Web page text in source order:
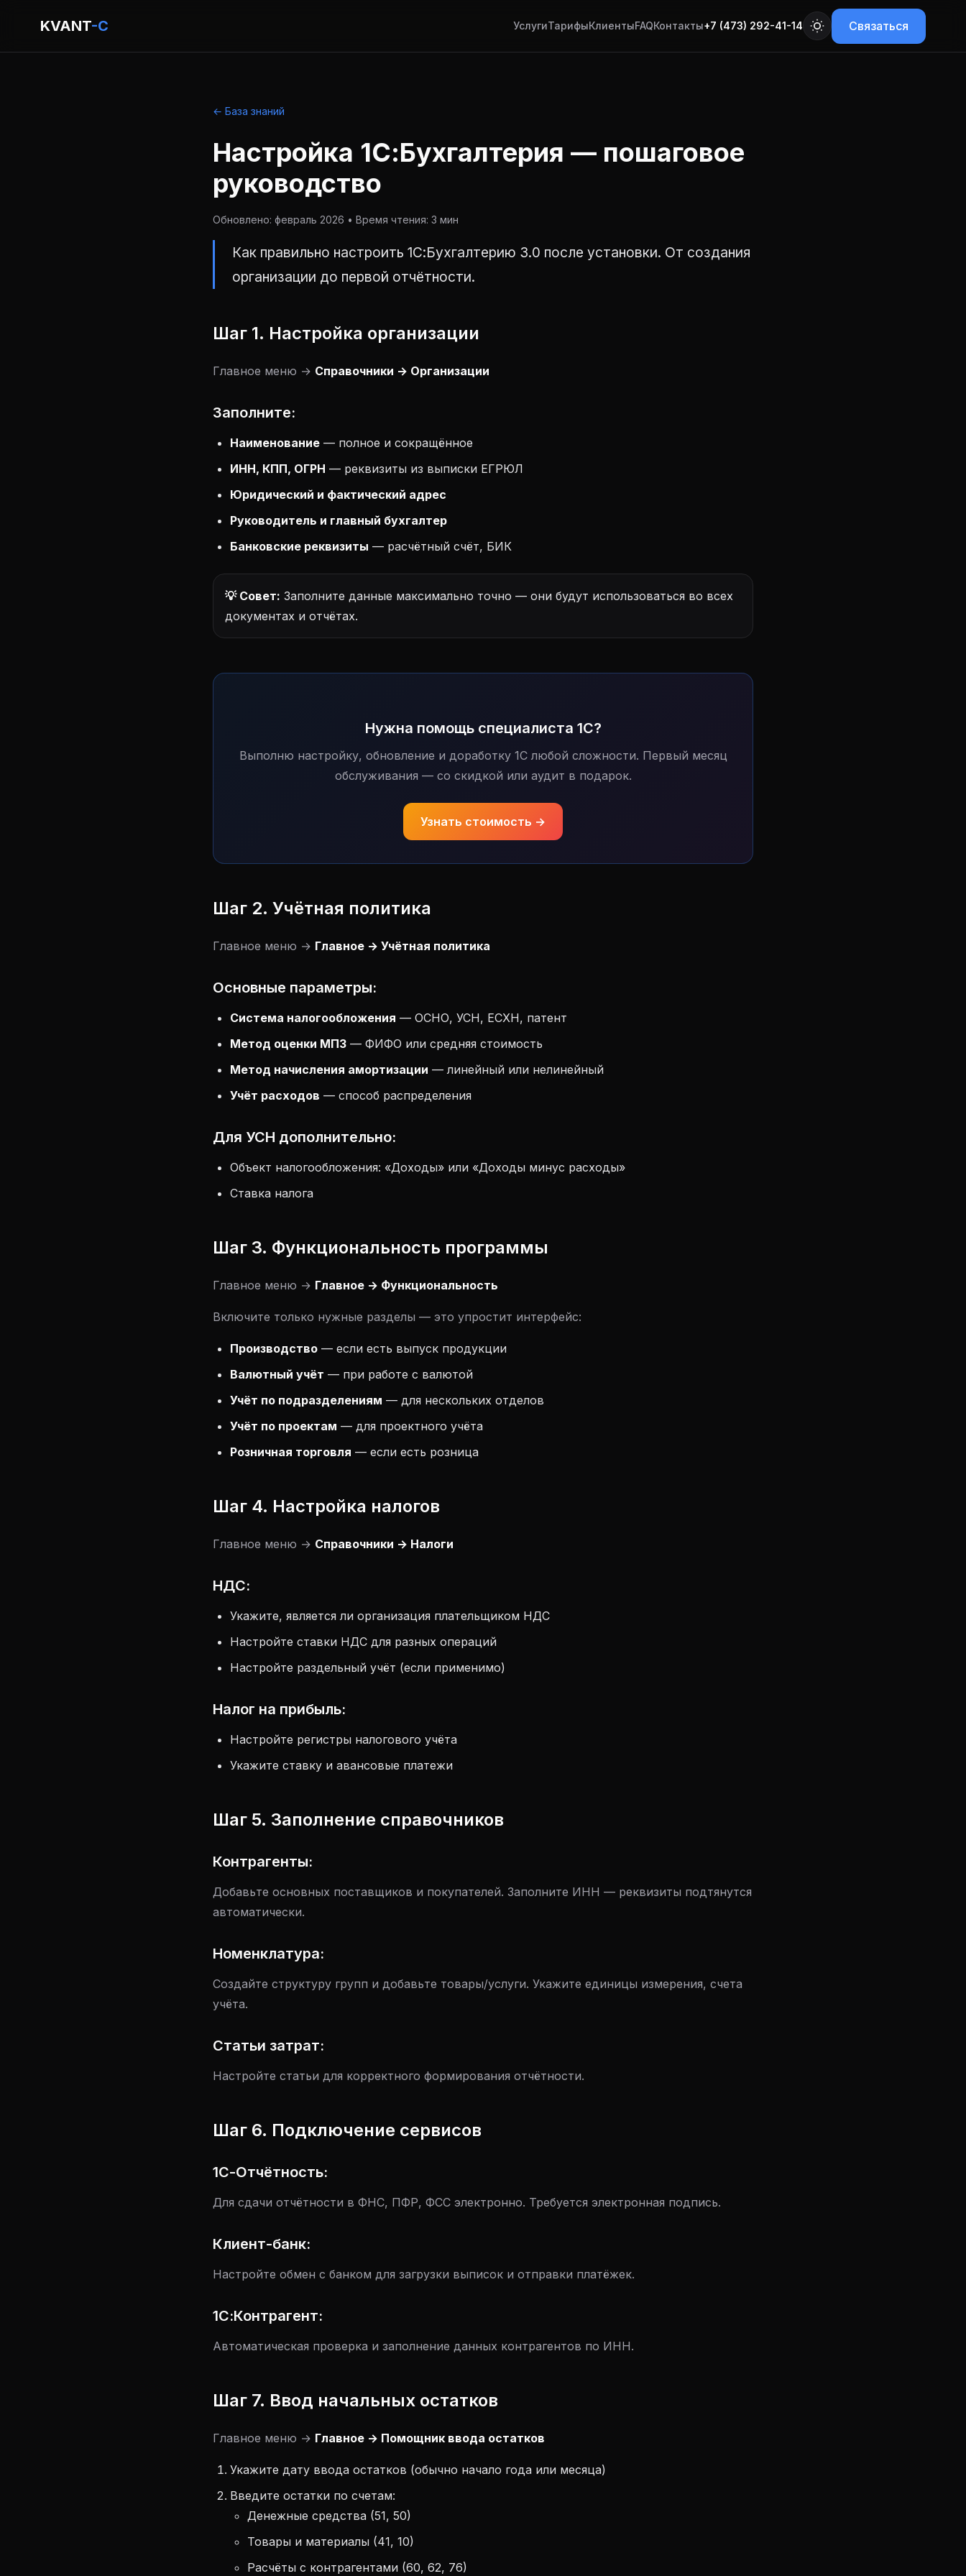
KVANT-C УслугиТарифыКлиентыFAQКонтакты+7 (473) 292-41-14 Связаться
← База знаний
Настройка 1С:Бухгалтерия — пошаговое
руководство
Обновлено: февраль 2026 • Время чтения: 3 мин
Как правильно настроить 1С:Бухгалтерию 3.0 после установки. От создания
организации до первой отчётности.
Шаг 1. Настройка организации
Главное меню → Справочники → Организации
Заполните:
Наименование — полное и сокращённое
ИНН, КПП, ОГРН — реквизиты из выписки ЕГРЮЛ
Юридический и фактический адрес
Руководитель и главный бухгалтер
Банковские реквизиты — расчётный счёт, БИК
💡 Совет: Заполните данные максимально точно — они будут использоваться во всех
документах и отчётах.
Нужна помощь специалиста 1С?
Выполню настройку, обновление и доработку 1С любой сложности. Первый месяц
обслуживания — со скидкой или аудит в подарок.
Узнать стоимость →
Шаг 2. Учётная политика
Главное меню → Главное → Учётная политика
Основные параметры:
Система налогообложения — ОСНО, УСН, ЕСХН, патент
Метод оценки МПЗ — ФИФО или средняя стоимость
Метод начисления амортизации — линейный или нелинейный
Учёт расходов — способ распределения
Для УСН дополнительно:
Объект налогообложения: «Доходы» или «Доходы минус расходы»
Ставка налога
Шаг 3. Функциональность программы
Главное меню → Главное → Функциональность
Включите только нужные разделы — это упростит интерфейс:
Производство — если есть выпуск продукции
Валютный учёт — при работе с валютой
Учёт по подразделениям — для нескольких отделов
Учёт по проектам — для проектного учёта
Розничная торговля — если есть розница
Шаг 4. Настройка налогов
Главное меню → Справочники → Налоги
НДС:
Укажите, является ли организация плательщиком НДС
Настройте ставки НДС для разных операций
Настройте раздельный учёт (если применимо)
Налог на прибыль:
Настройте регистры налогового учёта
Укажите ставку и авансовые платежи
Шаг 5. Заполнение справочников
Контрагенты:
Добавьте основных поставщиков и покупателей. Заполните ИНН — реквизиты подтянутся
автоматически.
Номенклатура:
Создайте структуру групп и добавьте товары/услуги. Укажите единицы измерения, счета
учёта.
Статьи затрат:
Настройте статьи для корректного формирования отчётности.
Шаг 6. Подключение сервисов
1С-Отчётность:
Для сдачи отчётности в ФНС, ПФР, ФСС электронно. Требуется электронная подпись.
Клиент-банк:
Настройте обмен с банком для загрузки выписок и отправки платёжек.
1С:Контрагент:
Автоматическая проверка и заполнение данных контрагентов по ИНН.
Шаг 7. Ввод начальных остатков
Главное меню → Главное → Помощник ввода остатков
Укажите дату ввода остатков (обычно начало года или месяца)
Введите остатки по счетам:
Денежные средства (51, 50)
Товары и материалы (41, 10)
Расчёты с контрагентами (60, 62, 76)